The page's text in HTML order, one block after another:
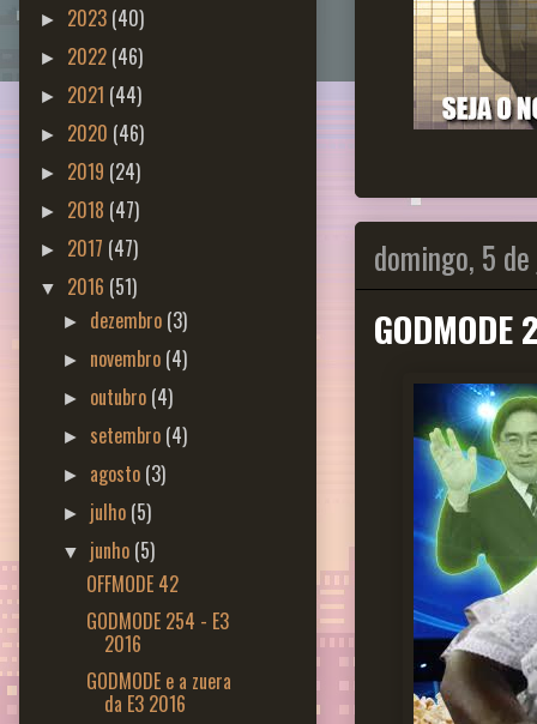
domingo, 5
► 2023 (40)
► 2022 (46)
► 2021 (44)
► 2020 (46)
► 2019 (24)
► 2018 (47)
► 2017 (47)
▼ 2016 (51)
► dezembro (3)
► novembro (4)
► outubro (4)
► setembro (4)
► agosto (3)
► julho (5)
▼ junho (5)
OFFMODE 42
GODMODE 254 - E3
2016
GODMODE e a zuera
da E3 2016